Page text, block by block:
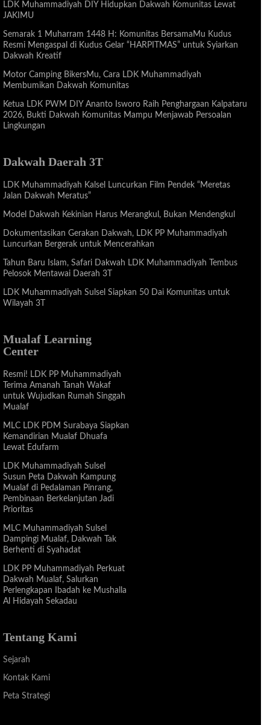
LDK Muhammadiyah DIY Hidupkan Dakwah Komunitas Lewat
JAKIMU
Semarak 1 Muharram 1448 H: Komunitas BersamaMu Kudus
Resmi Mengaspal di Kudus Gelar “HARPITMAS” untuk Syiarkan
Dakwah Kreatif
Motor Camping BikersMu, Cara LDK Muhammadiyah
Membumikan Dakwah Komunitas
Ketua LDK PWM DIY Ananto Isworo Raih Penghargaan Kalpataru
2026, Bukti Dakwah Komunitas Mampu Menjawab Persoalan
Lingkungan
Dakwah Daerah 3T
LDK Muhammadiyah Kalsel Luncurkan Film Pendek “Meretas
Jalan Dakwah Meratus”
Model Dakwah Kekinian Harus Merangkul, Bukan Mendengkul
Dokumentasikan Gerakan Dakwah, LDK PP Muhammadiyah
Luncurkan Bergerak untuk Mencerahkan
Tahun Baru Islam, Safari Dakwah LDK Muhammadiyah Tembus
Pelosok Mentawai Daerah 3T
LDK Muhammadiyah Sulsel Siapkan 50 Dai Komunitas untuk
Wilayah 3T
Mualaf Learning
Center
Resmi! LDK PP Muhammadiyah
Terima Amanah Tanah Wakaf
untuk Wujudkan Rumah Singgah
Mualaf
MLC LDK PDM Surabaya Siapkan
Kemandirian Mualaf Dhuafa
Lewat Edufarm
LDK Muhammadiyah Sulsel
Susun Peta Dakwah Kampung
Mualaf di Pedalaman Pinrang,
Pembinaan Berkelanjutan Jadi
Prioritas
MLC Muhammadiyah Sulsel
Dampingi Mualaf, Dakwah Tak
Berhenti di Syahadat
LDK PP Muhammadiyah Perkuat
Dakwah Mualaf, Salurkan
Perlengkapan Ibadah ke Mushalla
Al Hidayah Sekadau
Tentang Kami
Sejarah
Kontak Kami
Peta Strategi